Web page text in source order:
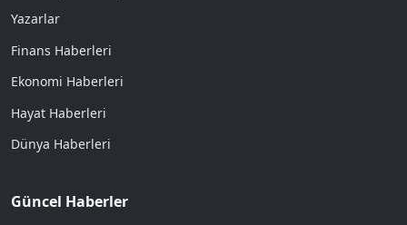
Yazarlar
Finans Haberleri
Ekonomi Haberleri
Hayat Haberleri
Dünya Haberleri
Güncel Haberler